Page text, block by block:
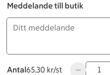
Meddelande till butik
Antal
65.30 kronor styck
65.30 kr/st Använd